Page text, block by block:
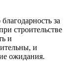
за
строительстве
и
и
ожидания.